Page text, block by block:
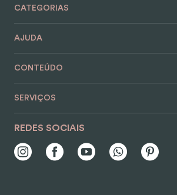
CATEGORIAS
AJUDA
CONTEÚDO
SERVIÇOS
REDES SOCIAIS